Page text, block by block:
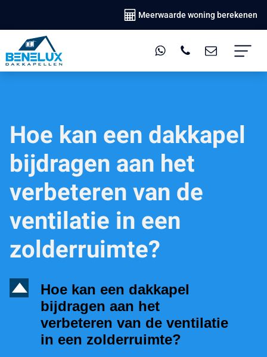
Meerwaarde woning berekenen
Hoe kan een dakkapel
bijdragen aan het
verbeteren van de
ventilatie in een
zolderruimte?
D
Hoe kan een dakkapel
bijdragen aan het
verbeteren van de ventilatie
in een zolderruimte?